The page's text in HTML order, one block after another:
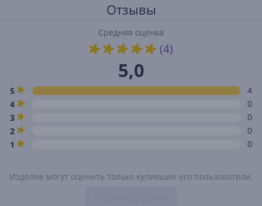
Отзывы
Средняя оценка
(4)
5,0
5
4
4
0
3
0
2
0
1
0
Изделие могут оценить только купившие его пользователи.